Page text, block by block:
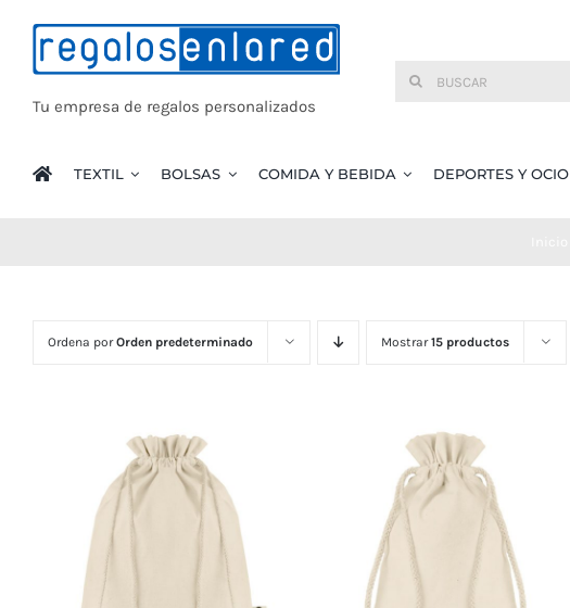
contenido
Tu empresa de regalos personalizados
Buscar:
TEXTIL BOLSAS COMIDA Y BEBIDA DEPORTES Y OCIO
Ordena porOrden predeterminado Mostrar15 productos